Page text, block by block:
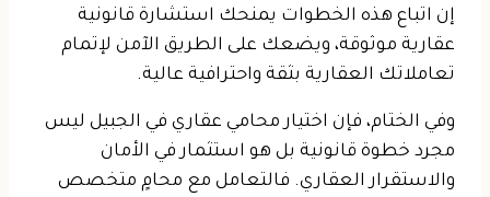
إن اتباع هذه الخطوات يمنحك استشارة قانونية
عقارية موثوقة، ويضعك على الطريق الآمن لإتمام
تعاملاتك العقارية بثقة واحترافية عالية.
وفي الختام، فإن اختيار محامي عقاري في الجبيل ليس
مجرد خطوة قانونية بل هو استثمار في الأمان
والاستقرار العقاري. فالتعامل مع محامٍ متخصص